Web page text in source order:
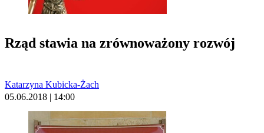
Rząd stawia na zrównoważony rozwój
Katarzyna Kubicka-Żach
05.06.2018 | 14:00